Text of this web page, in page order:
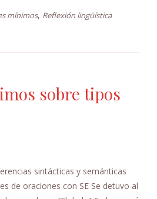
mínimos, Reflexión lingüística
sobre tipos
sintácticas y semánticas
de oraciones con SE Se detuvo al